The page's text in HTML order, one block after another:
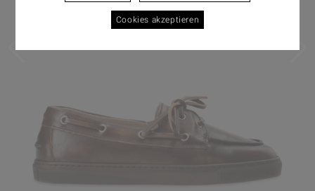
Cookies akzeptieren